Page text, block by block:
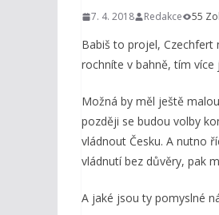
7. 4. 2018 Redakce 55
Babiš to projel,
rochníte v bahně, tím více
Možná by měl ještě
později se budou volby
vládnout Česku. A nutno
vládnutí bez důvěry, pak
A jaké jsou ty pomyslné